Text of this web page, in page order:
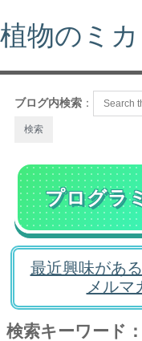
植物のミカ
ブログ内検索 ：
プログラ
最近興味があ
メルマ
検索キーワード